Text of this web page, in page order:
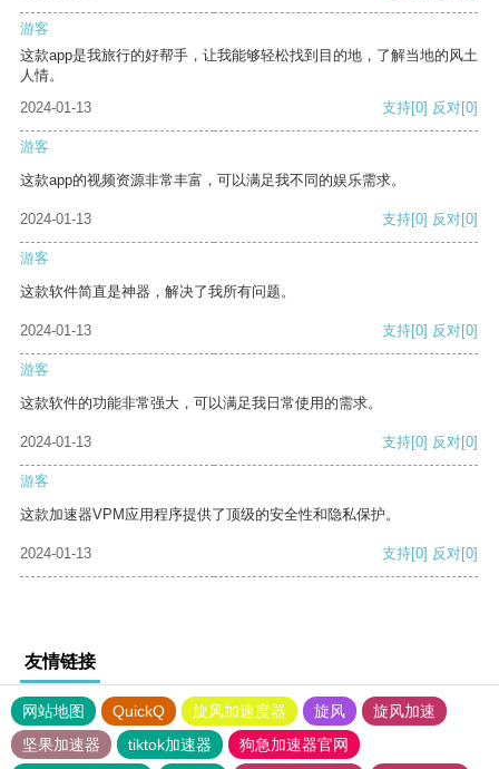
游客
这款app是我旅行的好帮手，让我能够轻松找到目的地，了解当地的风土
人情。
2024-01-13
支持[0] 反对[0]
游客
这款app的视频资源非常丰富，可以满足我不同的娱乐需求。
2024-01-13 支持[0] 反对[0]
游客
这款软件简直是神器，解决了我所有问题。
2024-01-13 支持[0] 反对[0]
游客
这款软件的功能非常强大，可以满足我日常使用的需求。
2024-01-13 支持[0] 反对[0]
游客
这款加速器VPM应用程序提供了顶级的安全性和隐私保护。
2024-01-13 支持[0] 反对[0]
友情链接
网站地图 QuickQ 旋风加速度器 旋风
旋风加速
坚果加速器
tiktok加速器 狗急加速器官网